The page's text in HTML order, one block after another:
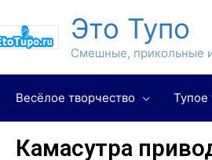
Это Тупо
Смешные, прикольные
Весёлое творчество Тупое
Камасутра